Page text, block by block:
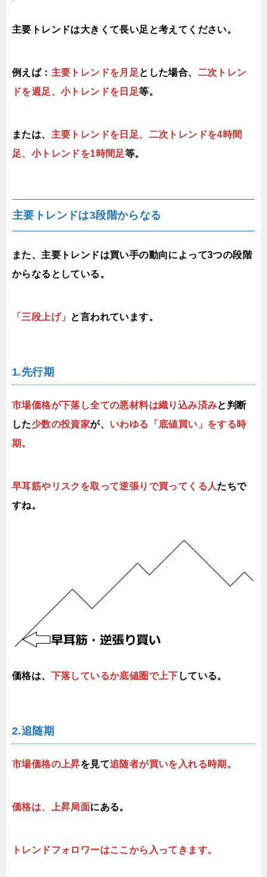
主要トレンドは大きくて長い足と考えてください。
例えば： 主要トレンドを月足 とした場合、 二次トレン
ドを週足、小トレンドを日足等。
または、 主要トレンドを日足、二次トレンドを4時間
足、小トレンドを1時間足等。
主要トレンドは3段階からなる
また、主要トレンドは買い手の動向によって3つの段階
からなるとしている。
「 三段上げ」 と言われています。
1.先行期
市場価格が下落し全ての悪材料は織り込み済みと判断
した少数の投資家が、 いわゆる「底値買い」をする時
期。
早耳筋やリスクを取って逆張りで買ってくる人たちで
すね。
価格は、 下落しているか底値圏で上下 している。
2.追随期
市場価格の上昇を見て追随者が買いを入れる時期。
価格は、上昇局面にある。
トレンドフォロワーはここから入ってきます。